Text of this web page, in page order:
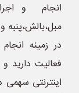
انجام و
مبل،بالش،پنبه
در زمینه
فعالیت
اینترنتی